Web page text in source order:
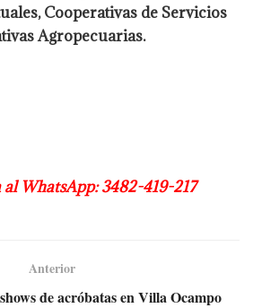
Cooperativas de Servicios
Agropecuarias.
WhatsApp: 3482-419-217
Anterior
de acróbatas en Villa Ocampo